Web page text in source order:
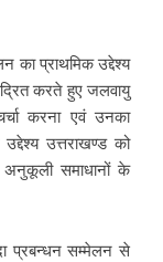
का प्राथमिक उद्देश्य
करते हुए जलवायु
करना एवं उनका
उत्तराखण्ड को
अनुकूली समाधानों के
प्रबन्धन सम्मेलन से